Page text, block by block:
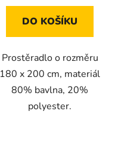
DO KOŠÍKU
Prostěradlo o rozměru
180 x 200 cm, materiál
80% bavlna, 20%
polyester.